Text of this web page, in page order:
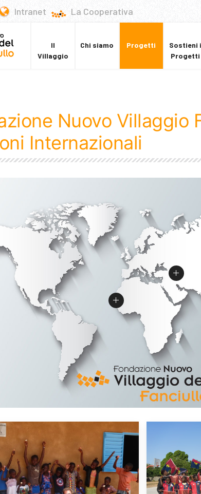
Intranet La Cooperativa
Il
Villaggio
Chi siamo Progetti
Sostieni i
Progetti
Nuovo Villaggio
Internazionali